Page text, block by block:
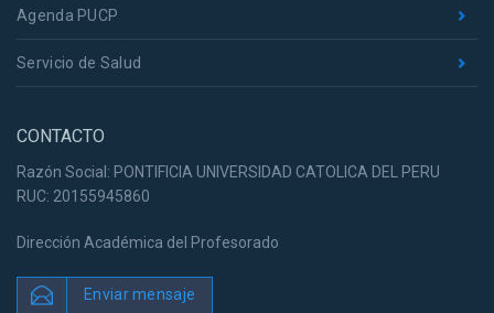
Agenda PUCP
Servicio de Salud
CONTACTO
Razón Social: PONTIFICIA UNIVERSIDAD CATOLICA DEL PERU
RUC: 20155945860
Dirección Académica del Profesorado
Enviar mensaje